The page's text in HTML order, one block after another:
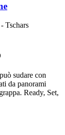
Tschars
sudare con
da panorami
Ready, Set,